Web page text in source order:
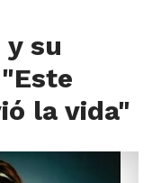
y su
la vida"